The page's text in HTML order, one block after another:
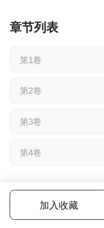
章节列表
第1卷
第2卷
第3卷
第4卷
加入收藏